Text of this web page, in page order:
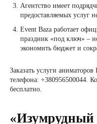
Агентство имеет
предоставляемых услуг
Event Baza работает
праздник «под ключ» –
экономить бюджет и
Заказать услуги
телефона: +380956500044.
бесплатно.
«Изумрудный